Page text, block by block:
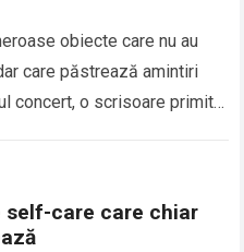
obiecte care nu au
care păstrează amintiri
concert, o scrisoare primită
self-care care chiar